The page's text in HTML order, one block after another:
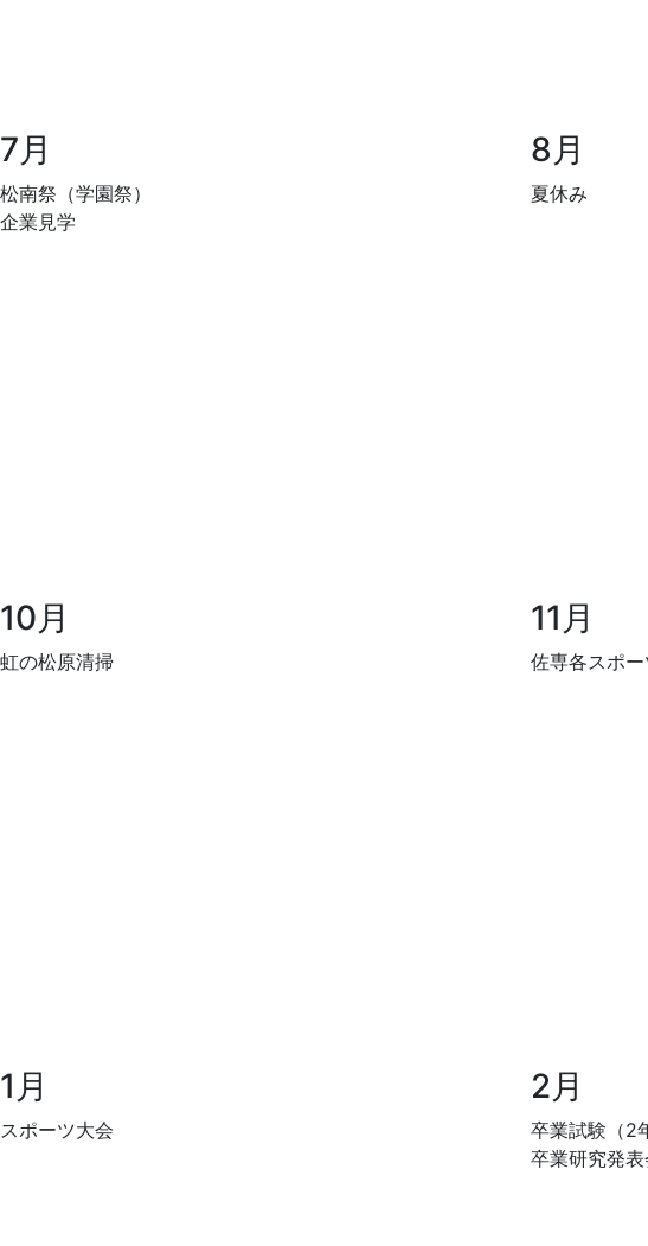
7月
松南祭（学園祭）
企業見学
8月
夏休み
10月
虹の松原清掃
11月
佐専各スポ
1月
スポーツ大会
2月
卒業試験（2
卒業研究発表